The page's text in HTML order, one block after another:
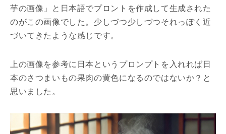
芋の画像」と日本語でプロントを作成して生成された
のがこの画像でした。少しづつ少しづつそれっぽく近
づいてきたような感じです。
上の画像を参考に日本というプロンプトを入れれば日
本のさつまいもの果肉の黄色になるのではないか？と
思いました。